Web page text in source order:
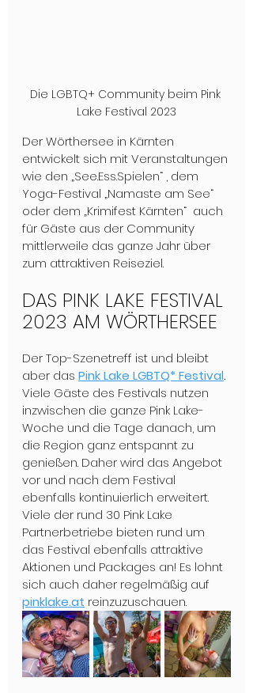
Die LGBTQ+ Community beim Pink
Lake Festival 2023
Der Wörthersee in Kärnten
entwickelt sich mit Veranstaltungen
wie den „See.Ess.Spielen“ , dem
Yoga-Festival „Namaste am See“
oder dem „Krimifest Kärnten“ auch
für Gäste aus der Community
mittlerweile das ganze Jahr über
zum attraktiven Reiseziel.
DAS PINK LAKE FESTIVAL
2023 AM WÖRTHERSEE
Der Top-Szenetreff ist und bleibt
aber das Pink Lake LGBTQ* Festival.
Viele Gäste des Festivals nutzen
inzwischen die ganze Pink Lake-
Woche und die Tage danach, um
die Region ganz entspannt zu
genießen. Daher wird das Angebot
vor und nach dem Festival
ebenfalls kontinuierlich erweitert.
Viele der rund 30 Pink Lake
Partnerbetriebe bieten rund um
das Festival ebenfalls attraktive
Aktionen und Packages an! Es lohnt
sich auch daher regelmäßig auf
pinklake.at reinzuzuschauen.